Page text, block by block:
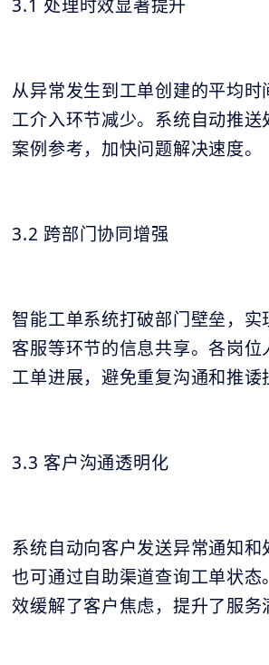
3.1 处理时效显著提升
从异常发生到工单创建的平均时
工介入环节减少。系统自动推送
案例参考，加快问题解决速度。
3.2 跨部门协同增强
智能工单系统打破部门壁垒，实
客服等环节的信息共享。各岗位
工单进展，避免重复沟通和推诿
3.3 客户沟通透明化
系统自动向客户发送异常通知和
也可通过自助渠道查询工单状态
效缓解了客户焦虑，提升了服务